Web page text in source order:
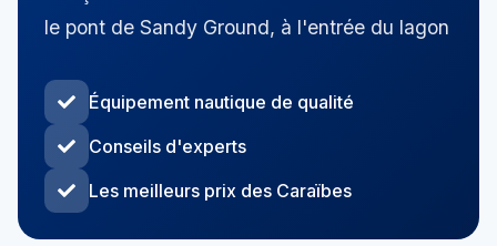
le pont de Sandy Ground, à l'entrée du lagon
Équipement nautique de qualité
Conseils d'experts
Les meilleurs prix des Caraïbes